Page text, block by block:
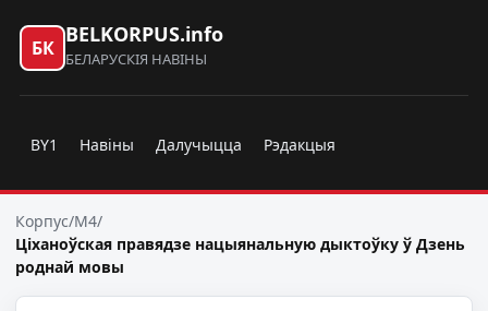
БК
BELKORPUS.info
БЕЛАРУСКІЯ НАВІНЫ
BY1 Навіны Далучыцца Рэдакцыя
Корпус/M4/
Ціханоўская правядзе нацыянальную дыктоўку ў Дзень
роднай мовы